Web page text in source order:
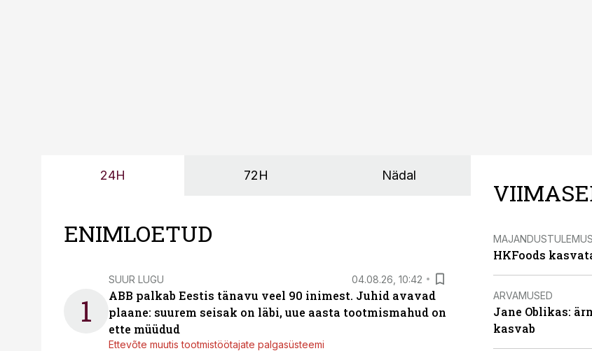
24H 72H Nädal
ENIMLOETUD
1
SUUR LUGU 04.08.26, 10:42
ABB palkab Eestis tänavu veel 90 inimest. Juhid avavad
plaane: suurem seisak on läbi, uue aasta tootmismahud on
ette müüdud
Ettevõte muutis tootmistöötajate palgasüsteemi
HKFoods
ARVAMUSED
Jane Oblikas:
kasvab